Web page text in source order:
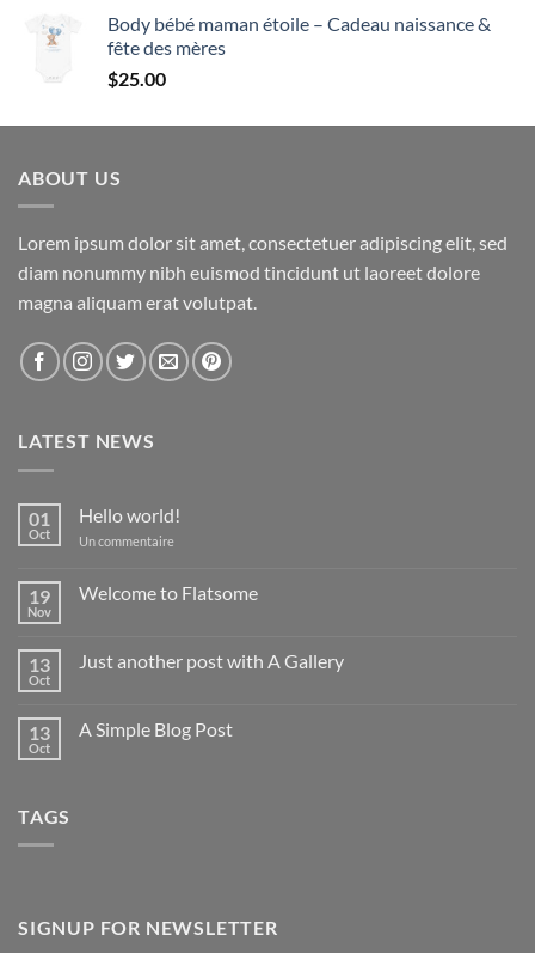
prix :
Body bébé maman étoile – Cadeau naissance &
fête des mères
$25.00
ABOUT US
Lorem ipsum dolor sit amet, consectetuer adipiscing elit, sed
diam nonummy nibh euismod tincidunt ut laoreet dolore
magna aliquam erat volutpat.
LATEST NEWS
01
Oct
Hello world!
Un commentaire
19
Nov
Welcome to Flatsome
Welcome
13
Oct
Just another post with A Gallery
Just
13
Oct
A Simple Blog Post
TAGS
SIGNUP FOR NEWSLETTER